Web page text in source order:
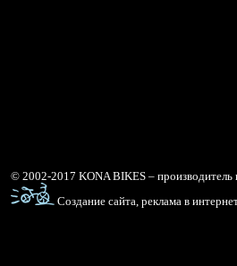
© 2002-2017 KONA BIKES – производитель
Создание сайта, реклама в